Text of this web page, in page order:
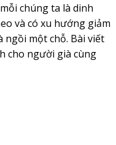
chúng ta là dinh
và có xu hướng giảm
một chỗ. Bài viết
cho người già cùng